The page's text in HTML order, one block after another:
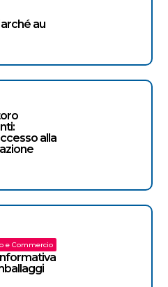
au
alla
e Commercio